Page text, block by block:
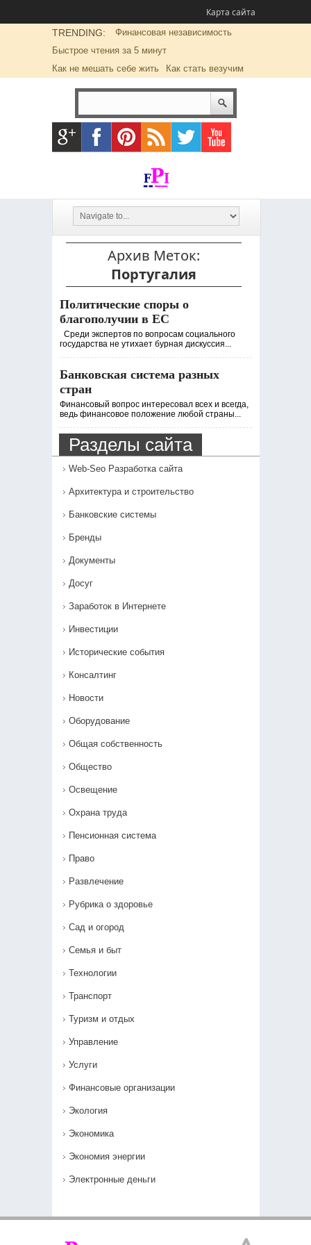
Карта сайта
TRENDING:
Финансовая независимость
Быстрое чтения за 5 минут
Как не мешать себе жить
Как стать везучим
Архив Меток:
Португалия
Политические споры о
благополучии в ЕС
Среди экспертов по вопросам социального
государства не утихает бурная дискуссия...
Банковская система разных
стран
Финансовый вопрос интересовал всех и всегда,
ведь финансовое положение любой страны...
Разделы сайта
Web-Seo Разработка сайта
Архитектура и строительство
Банковские системы
Бренды
Документы
Досуг
Заработок в Интернете
Инвестиции
Исторические события
Консалтинг
Новости
Оборудование
Общая собственность
Общество
Освещение
Охрана труда
Пенсионная система
Право
Развлечение
Рубрика о здоровье
Сад и огород
Семья и быт
Технологии
Транспорт
Туризм и отдых
Управление
Услуги
Финансовые организации
Экология
Экономика
Экономия энергии
Электронные деньги